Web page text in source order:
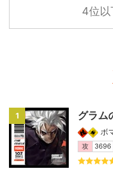
4位以
1 グラム
ボ
攻 3696